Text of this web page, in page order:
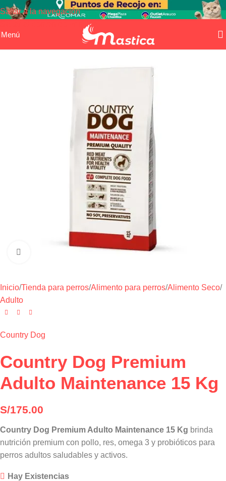
Saltar a la navegación
Saltar al contenido principal
Menú
Haga clic para ampliar
Inicio/Tienda para perros/Alimento para perros/Alimento Seco/
Adulto
Country Dog
Country Dog Premium
Adulto Maintenance 15 Kg
S/175.00
Country Dog Premium Adulto Maintenance 15 Kg brinda
nutrición premium con pollo, res, omega 3 y probióticos para
perros adultos saludables y activos.
Hay Existencias